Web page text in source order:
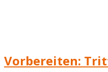
Vorbereiten: